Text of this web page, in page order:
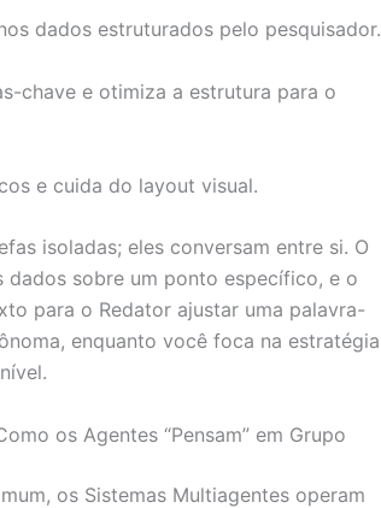
dados estruturados pelo pesquisador.
chave e otimiza a estrutura para o
e cuida do layout visual.
isoladas; eles conversam entre si. O
dados sobre um ponto específico, e o
para o Redator ajustar uma palavra-
enquanto você foca na estratégia
os Agentes “Pensam” em Grupo
os Sistemas Multiagentes operam